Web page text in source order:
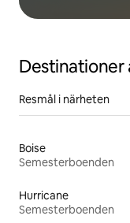
Resmål i närheten
Boise
Semesterboenden
Hurricane
Semesterboenden